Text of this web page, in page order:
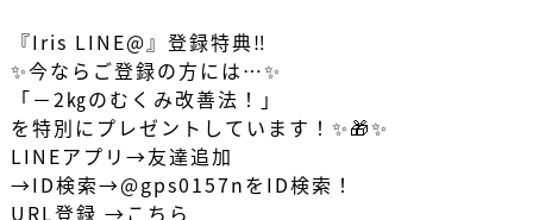
『Iris LINE@』登録特典‼️
✨今ならご登録の方には…✨
「－2㎏のむくみ改善法！」
を特別にプレゼントしています！✨🎁✨
LINEアプリ→友達追加
→ID検索→@gps0157nをID検索！
URL登録 →こちら